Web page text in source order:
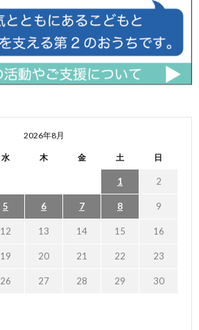
2026年8月
水 木 金 土 日
1 2
5 6 7 8 9
12 13 14 15 16
19 20 21 22 23
26 27 28 29 30